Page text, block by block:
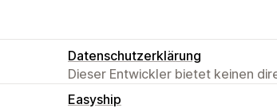
Datenschutzerklärung
Dieser Entwickler bietet keinen
Easyship